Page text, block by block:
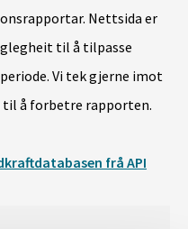
Nettsida er
til å tilpasse
Vi tek gjerne imot
å forbetre rapporten.
frå API